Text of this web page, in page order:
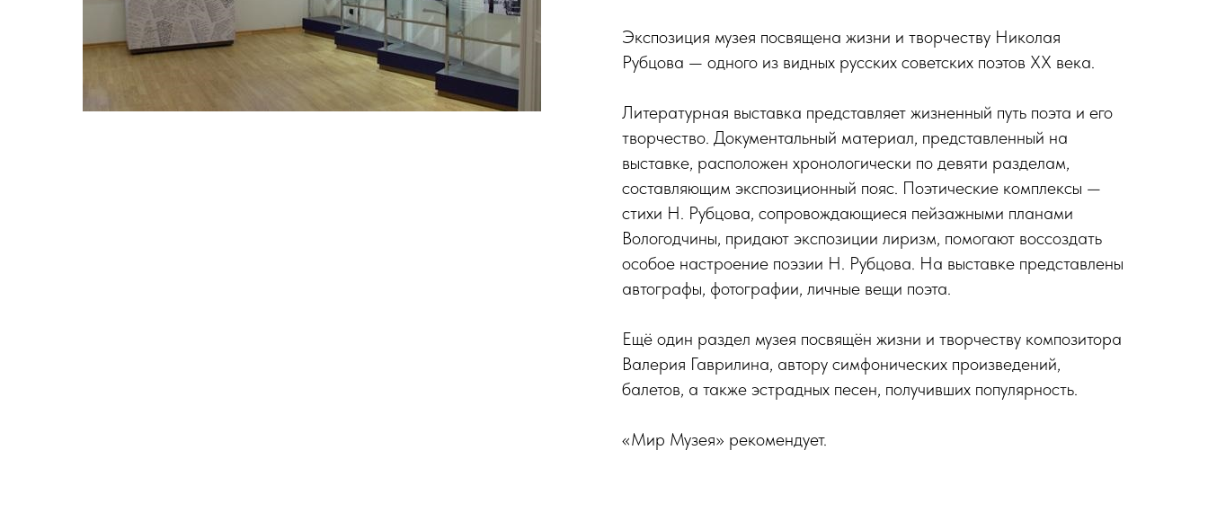
Экспозиция музея посвящена жизни и творчеству Николая
Рубцова — одного из видных русских советских поэтов ХХ века.
Литературная выставка представляет жизненный путь поэта и его
творчество. Документальный материал, представленный на
выставке, расположен хронологически по девяти разделам,
составляющим экспозиционный пояс. Поэтические комплексы —
стихи Н. Рубцова, сопровождающиеся пейзажными планами
Вологодчины, придают экспозиции лиризм, помогают воссоздать
особое настроение поэзии Н. Рубцова. На выставке представлены
автографы, фотографии, личные вещи поэта.
Ещё один раздел музея посвящён жизни и творчеству композитора
Валерия Гаврилина, автору симфонических произведений,
балетов, а также эстрадных песен, получивших популярность.
«Мир Музея» рекомендует.